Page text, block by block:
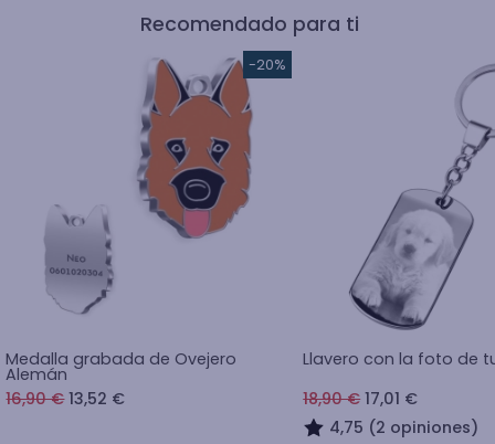
Recomendado para ti
Medalla grabada de Ovejero
Alemán
16,90 €13,52 €
Llavero con la foto de
18,90 €17,01 €
4,75 (2 opiniones)